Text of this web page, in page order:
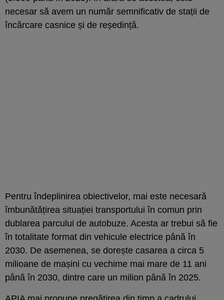
necesar să avem un număr semnificativ de stații de
încărcare casnice și de reședință.
Pentru îndeplinirea obiectivelor, mai este necesară
îmbunătățirea situației transportului în comun prin
dublarea parcului de autobuze. Acesta ar trebui să fie
în totalitate format din vehicule electrice până în
2030. De asemenea, se dorește casarea a circa 5
milioane de mașini cu vechime mai mare de 11 ani
până în 2030, dintre care un milion până în 2025.